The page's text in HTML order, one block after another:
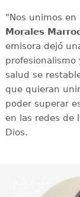
"Nos unimos
Morales
emisora dejó
profesionalismo
salud se
que quieran
poder superar
en las redes de
Dios.